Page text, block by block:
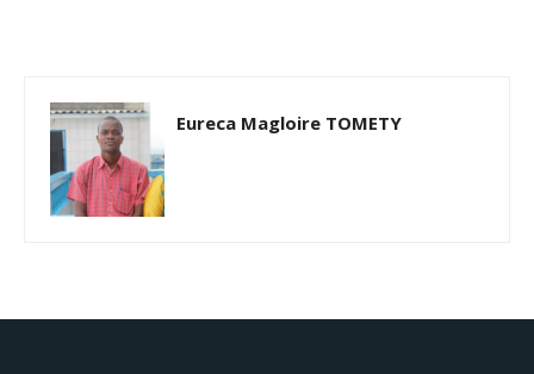
Eureca Magloire TOMETY